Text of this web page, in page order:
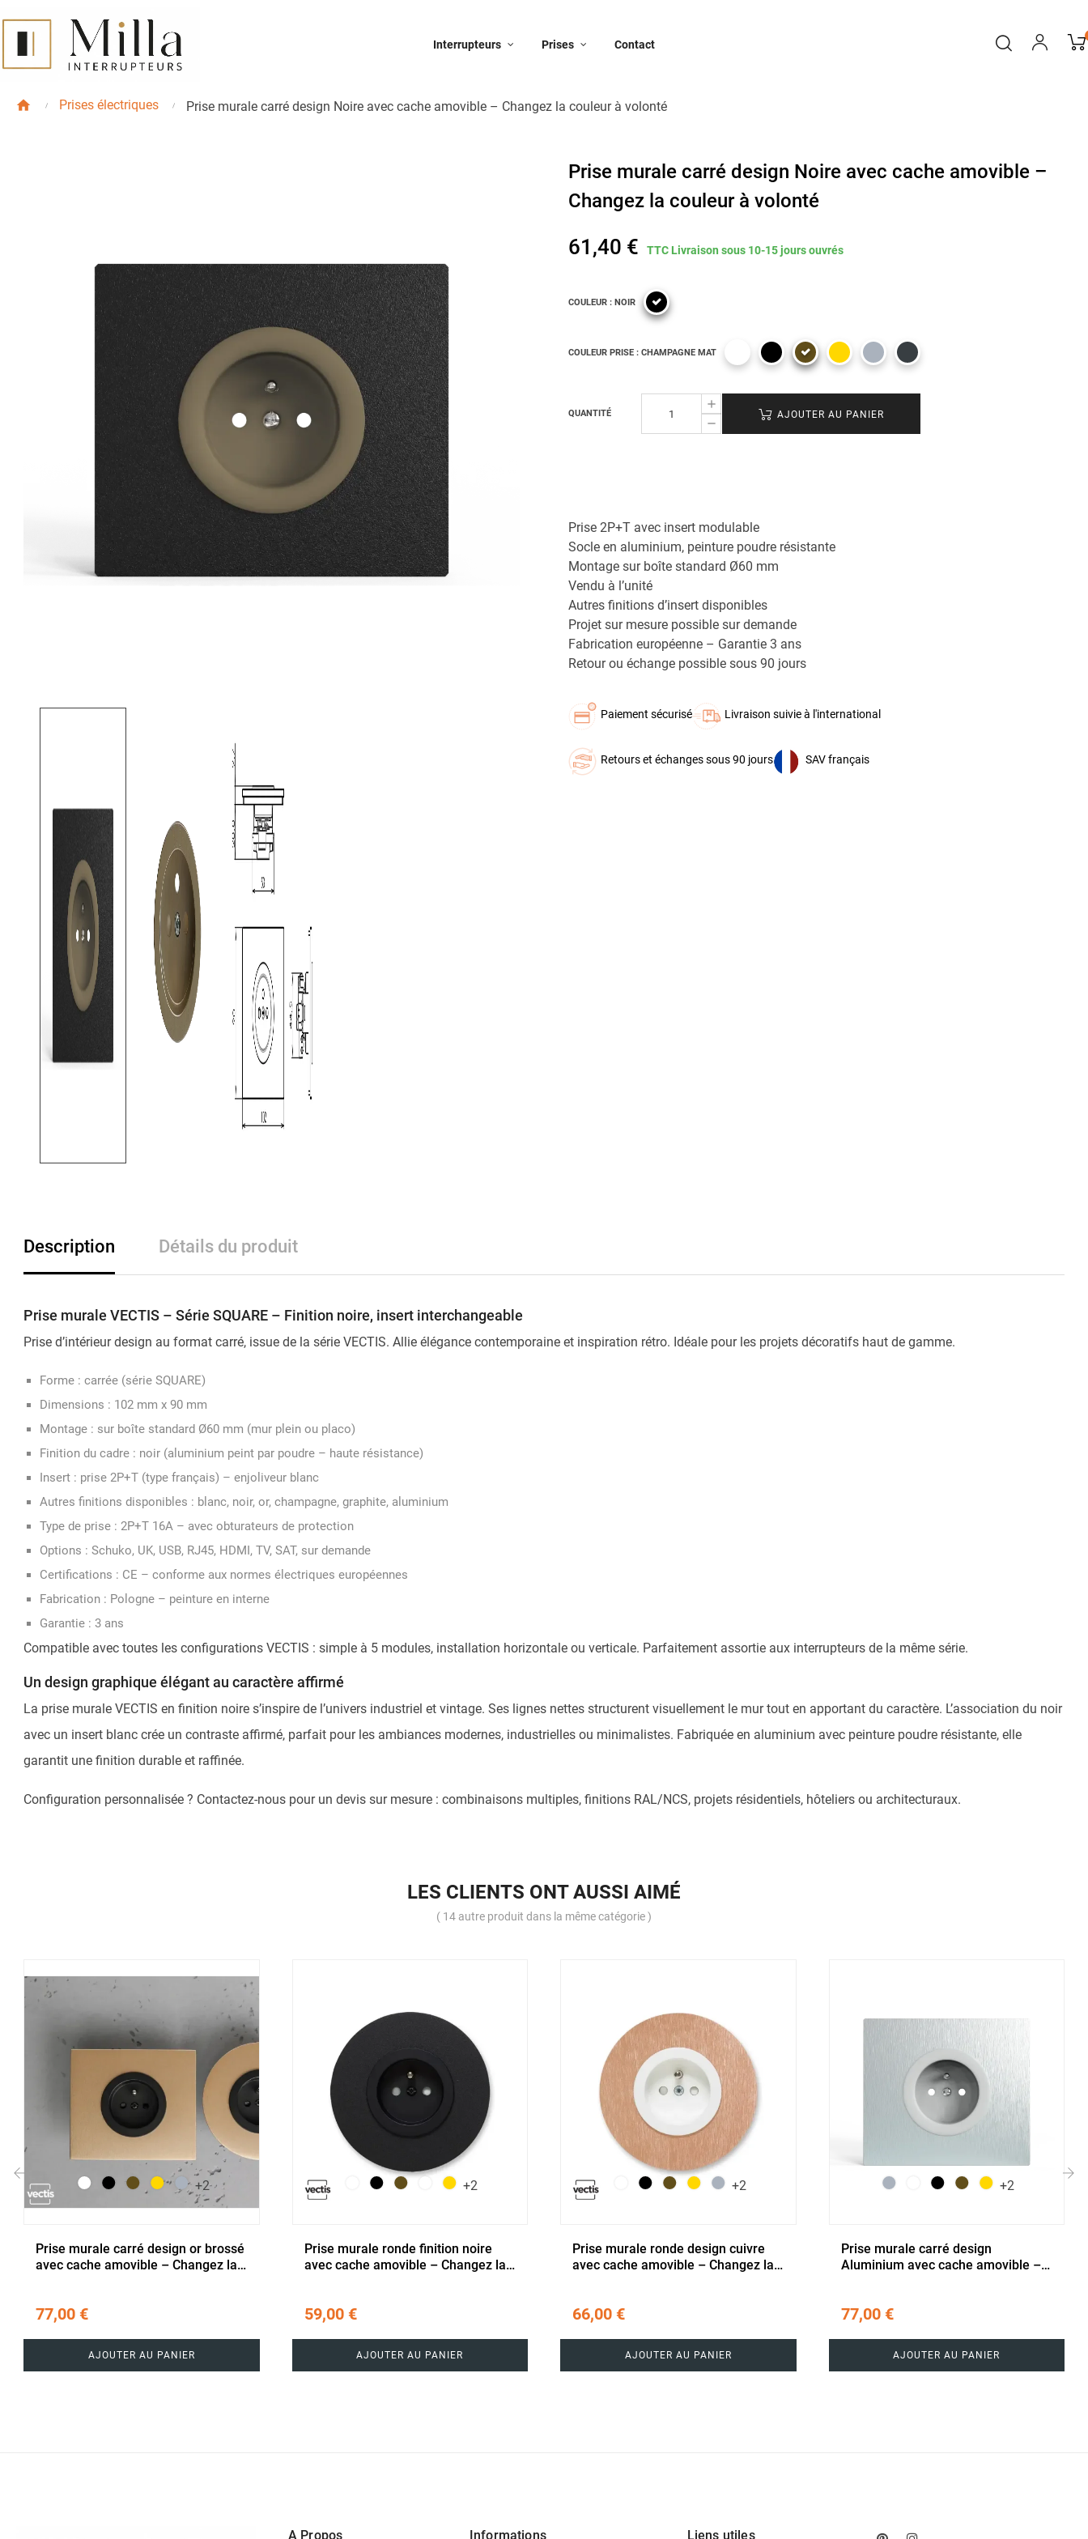
Interrupteurs Prises Contact
Prises électriques Prise murale carré design Noire avec cache amovible – Changez la couleur à volonté
Prise murale carré design Noire avec cache amovible –
Changez la couleur à volonté
61,40 € TTC Livraison sous 10-15 jours ouvrés
COULEUR : NOIR
COULEUR PRISE : CHAMPAGNE MAT
QUANTITÉ AJOUTER AU PANIER
Prise 2P+T avec insert modulable
Socle en aluminium, peinture poudre résistante
Montage sur boîte standard Ø60 mm
Vendu à l’unité
Autres finitions d’insert disponibles
Projet sur mesure possible sur demande
Fabrication européenne – Garantie 3 ans
Retour ou échange possible sous 90 jours
Paiement sécurisé Livraison suivie à l'international
Retours et échanges sous 90 jours SAV français
Description Détails du produit
Prise murale VECTIS – Série SQUARE – Finition noire, insert interchangeable
Prise d’intérieur design au format carré, issue de la série VECTIS. Allie élégance contemporaine et inspiration rétro. Idéale pour les projets décoratifs haut de gamme.
Forme : carrée (série SQUARE)
Dimensions : 102 mm x 90 mm
Montage : sur boîte standard Ø60 mm (mur plein ou placo)
Finition du cadre : noir (aluminium peint par poudre – haute résistance)
Insert : prise 2P+T (type français) – enjoliveur blanc
Autres finitions disponibles : blanc, noir, or, champagne, graphite, aluminium
Type de prise : 2P+T 16A – avec obturateurs de protection
Options : Schuko, UK, USB, RJ45, HDMI, TV, SAT, sur demande
Certifications : CE – conforme aux normes électriques européennes
Fabrication : Pologne – peinture en interne
Garantie : 3 ans
Compatible avec toutes les configurations VECTIS : simple à 5 modules, installation horizontale ou verticale. Parfaitement assortie aux interrupteurs de la même série.
Un design graphique élégant au caractère affirmé
La prise murale VECTIS en finition noire s’inspire de l’univers industriel et vintage. Ses lignes nettes structurent visuellement le mur tout en apportant du caractère. L’association du noir
avec un insert blanc crée un contraste affirmé, parfait pour les ambiances modernes, industrielles ou minimalistes. Fabriquée en aluminium avec peinture poudre résistante, elle
garantit une finition durable et raffinée.
Configuration personnalisée ? Contactez-nous pour un devis sur mesure : combinaisons multiples, finitions RAL/NCS, projets résidentiels, hôteliers ou architecturaux.
LES CLIENTS ONT AUSSI AIMÉ
( 14 autre produit dans la même catégorie )
+2
Prise murale carré design or brossé
avec cache amovible – Changez la
77,00 €
AJOUTER AU PANIER
+2
Prise murale ronde finition noire
avec cache amovible – Changez la
59,00 €
AJOUTER AU PANIER
+2
Prise murale ronde design cuivre
avec cache amovible – Changez la
66,00 €
AJOUTER AU PANIER
+2
Prise murale carré design
Aluminium avec cache amovible –
77,00 €
AJOUTER AU PANIER
A Propos Informations Liens utiles